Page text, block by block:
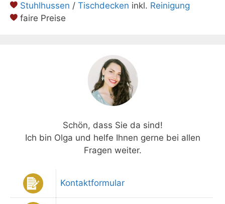
Stuhlhussen / Tischdecken inkl. Reinigung
faire Preise
Schön, dass Sie da sind!
Ich bin Olga und helfe Ihnen gerne bei allen
Fragen weiter.
Kontaktformular